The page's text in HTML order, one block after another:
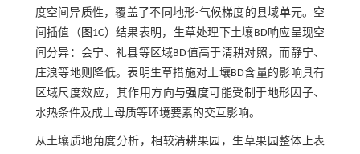
度空间异质性，覆盖了不同地形-气候梯度的县域单元。空
间插值（ 图1C）结果表明，生草处理下土壤BD响应呈现空
间分异：会宁、礼县等区域BD值高于清耕对照，而静宁、
庄浪等地则降低。表明生草措施对土壤BD含量的影响具有
区域尺度效应，其作用方向与强度可能受制于地形因子、
水热条件及成土母质等环境要素的交互影响。
从土壤质地角度分析，相较清耕果园，生草果园整体上表